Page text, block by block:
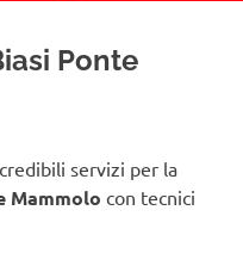
Ponte
servizi per la
Mammolo con tecnici